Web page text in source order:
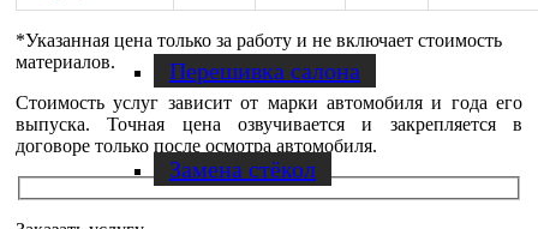
Перешивка салона
Замена стёкол
*Указанная цена только за работу и не включает стоимость
материалов.
Стоимость услуг зависит от марки автомобиля и года его
выпуска. Точная цена озвучивается и закрепляется в
договоре только после осмотра автомобиля.